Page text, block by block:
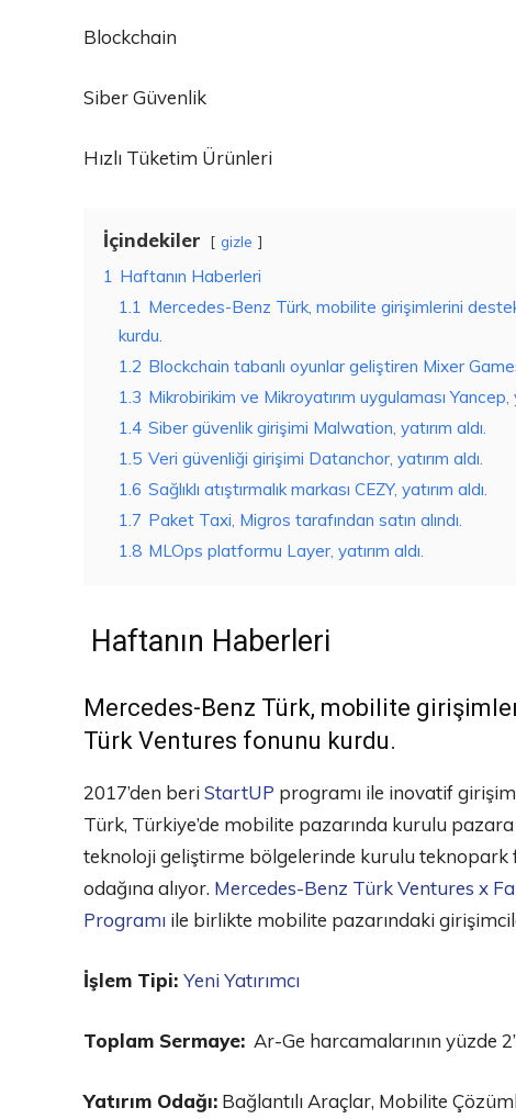
Blockchain
Siber Güvenlik
Hızlı Tüketim Ürünleri
İçindekiler gizle
1 Haftanın Haberleri
1.1 Mercedes-Benz Türk, mobilite girişimlerini
kurdu.
1.2 Blockchain tabanlı oyunlar geliştiren Mixer
1.3 Mikrobirikim ve Mikroyatırım uygulaması Yancep,
1.4 Siber güvenlik girişimi Malwation, yatırım aldı.
1.5 Veri güvenliği girişimi Datanchor, yatırım aldı.
1.6 Sağlıklı atıştırmalık markası CEZY, yatırım aldı.
1.7 Paket Taxi, Migros tarafından satın alındı.
1.8 MLOps platformu Layer, yatırım aldı.
Haftanın Haberleri
Mercedes-Benz Türk, mobilite
Türk Ventures fonunu kurdu.
2017’den beriStartUP programı ile inovatif
Türk, Türkiye’de mobilite pazarında kurulu
teknoloji geliştirme bölgelerinde kurulu teknopark
odağına alıyor. Mercedes-Benz Türk Ventures x
Programı ile birlikte mobilite pazarındaki
İşlem Tipi: Yeni Yatırımcı
Toplam Sermaye: Ar-Ge harcamalarının yüzde
Yatırım Odağı: Bağlantılı Araçlar, Mobilite